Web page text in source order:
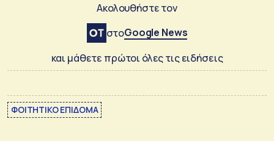
Ακολουθήστε τον
στοGoogle News
και μάθετε πρώτοι όλες τις ειδήσεις
ΦΟΙΤΗΤΙΚΟ ΕΠΙΔΟΜΑ